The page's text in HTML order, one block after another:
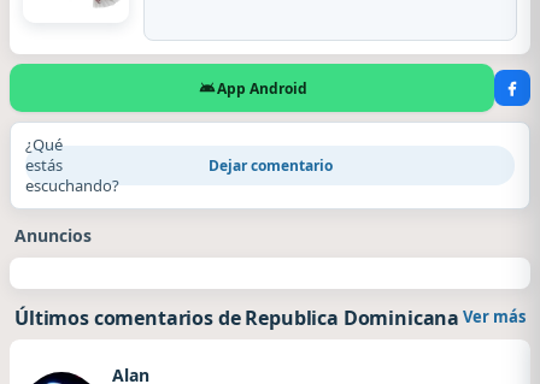
App Android
¿Qué
estás
escuchando?
Dejar comentario
Anuncios
Últimos comentarios de Republica Dominicana Ver más
Alan